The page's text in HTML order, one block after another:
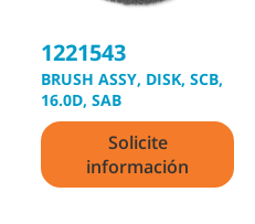
1221543
BRUSH ASSY, DISK, SCB,
16.0D, SAB
Solicite
información